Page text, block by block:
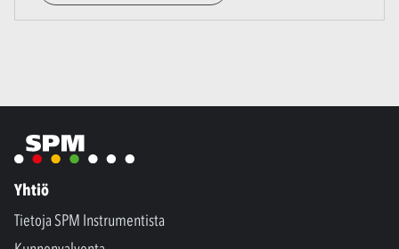
Yhtiö
Tietoja SPM Instrumentista